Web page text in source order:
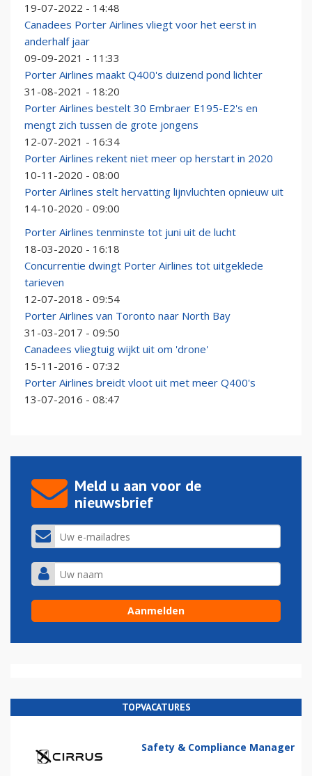
19-07-2022 - 14:48
Canadees Porter Airlines vliegt voor het eerst in
anderhalf jaar
09-09-2021 - 11:33
Porter Airlines maakt Q400's duizend pond lichter
31-08-2021 - 18:20
Porter Airlines bestelt 30 Embraer E195-E2's en
mengt zich tussen de grote jongens
12-07-2021 - 16:34
Porter Airlines rekent niet meer op herstart in 2020
10-11-2020 - 08:00
Porter Airlines stelt hervatting lijnvluchten opnieuw uit
14-10-2020 - 09:00
Porter Airlines tenminste tot juni uit de lucht
18-03-2020 - 16:18
Concurrentie dwingt Porter Airlines tot uitgeklede
tarieven
12-07-2018 - 09:54
Porter Airlines van Toronto naar North Bay
31-03-2017 - 09:50
Canadees vliegtuig wijkt uit om 'drone'
15-11-2016 - 07:32
Porter Airlines breidt vloot uit met meer Q400's
13-07-2016 - 08:47
Meld u aan voor de
nieuwsbrief
TOPVACATURES
Safety & Compliance Manager